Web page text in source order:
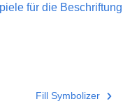
für die Beschriftung
Fill Symbolizer